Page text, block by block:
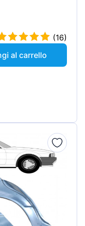
(16)
al carrello